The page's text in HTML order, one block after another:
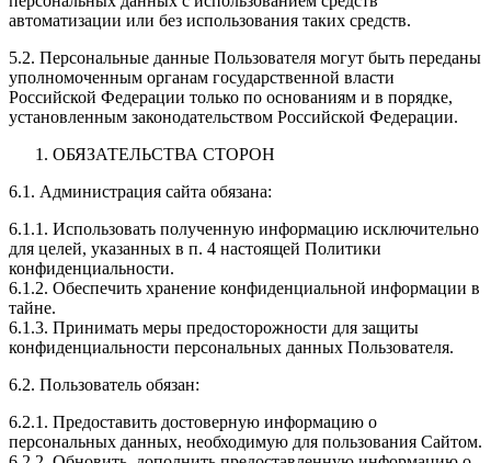
автоматизации или без использования таких средств.
5.2. Персональные данные Пользователя могут быть переданы
уполномоченным органам государственной власти
Российской Федерации только по основаниям и в порядке,
установленным законодательством Российской Федерации.
ОБЯЗАТЕЛЬСТВА СТОРОН
6.1. Администрация сайта обязана:
6.1.1. Использовать полученную информацию исключительно
для целей, указанных в п. 4 настоящей Политики
конфиденциальности.
6.1.2. Обеспечить хранение конфиденциальной информации в
тайне.
6.1.3. Принимать меры предосторожности для защиты
конфиденциальности персональных данных Пользователя.
6.2. Пользователь обязан:
6.2.1. Предоставить достоверную информацию о
персональных данных, необходимую для пользования Сайтом.